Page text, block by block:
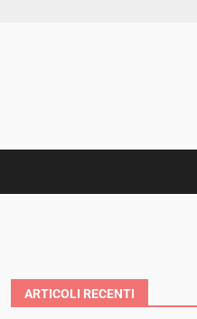
ARTICOLI RECENTI